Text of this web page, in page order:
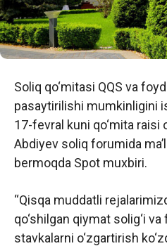
Soliq qo‘mitasi QQS va
pasaytirilishi mumkinligini
17-fevral kuni qo‘mita raisi
Abdiyev soliq forumida
bermoqda Spot muxbiri.
“Qisqa muddatli
qo‘shilgan qiymat solig‘i va
stavkalarni o‘zgartirish